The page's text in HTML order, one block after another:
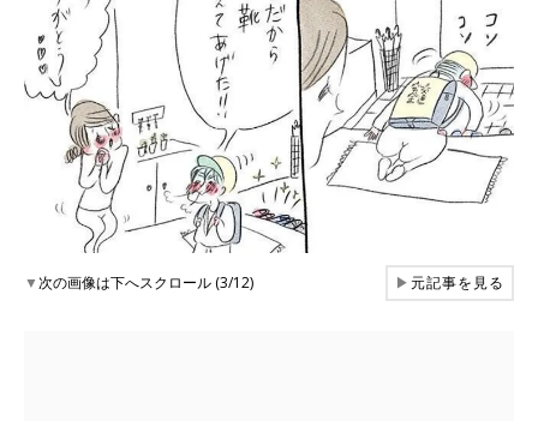
▼次の画像は下へスクロール (3/12) ▶元記事を見る